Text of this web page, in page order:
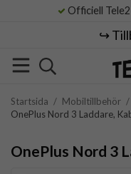
Officiell
↪️
Startsida / Mobiltillbehör /
OnePlus Nord 3 Laddare,
OnePlus Nord 3